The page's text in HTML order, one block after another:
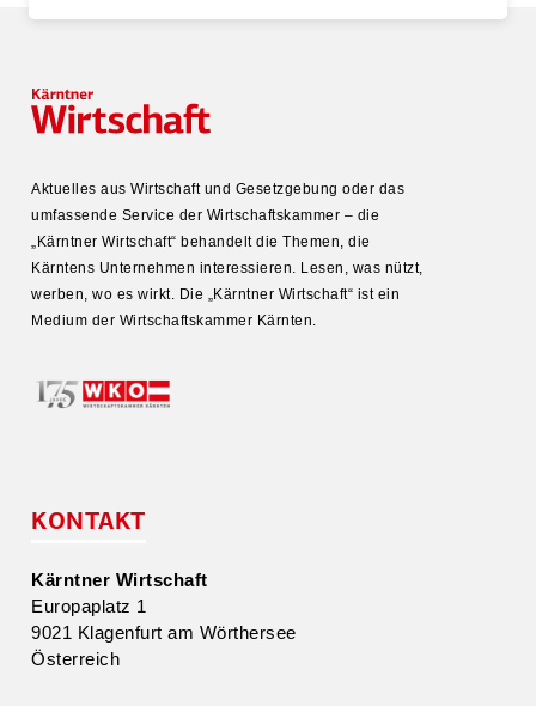
Aktuelles aus Wirtschaft und Gesetz­gebung oder das
umfas­sende Service der Wirtschafts­kammer – die
„Kärntner Wirtschaft“ behandelt die Themen, die
Kärntens Unter­nehmen inter­es­sieren. Lesen, was nützt,
werben, wo es wirkt. Die „Kärntner Wirtschaft“ ist ein
Medium der Wirtschafts­kammer Kärnten.
KONTAKT
Kärntner Wirtschaft
Europa­platz 1
9021 Klagenfurt am Wörthersee
Öster­reich